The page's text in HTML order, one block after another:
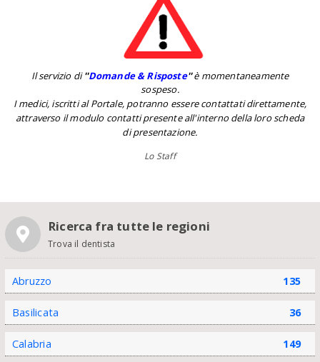
Il servizio di''Domande & Risposte''è momentaneamente
sospeso.
I medici, iscritti al Portale, potranno essere contattati direttamente,
attraverso il modulo contatti presente all'interno della loro scheda
di presentazione.
Lo Staff
Ricerca fra tutte le regioni
Trova il dentista
Abruzzo 135
Basilicata 36
Calabria 149